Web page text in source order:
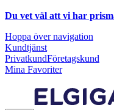
Du vet väl att vi har
Hoppa över navigation
Kundtjänst
PrivatkundFöretagskund
Mina Favoriter